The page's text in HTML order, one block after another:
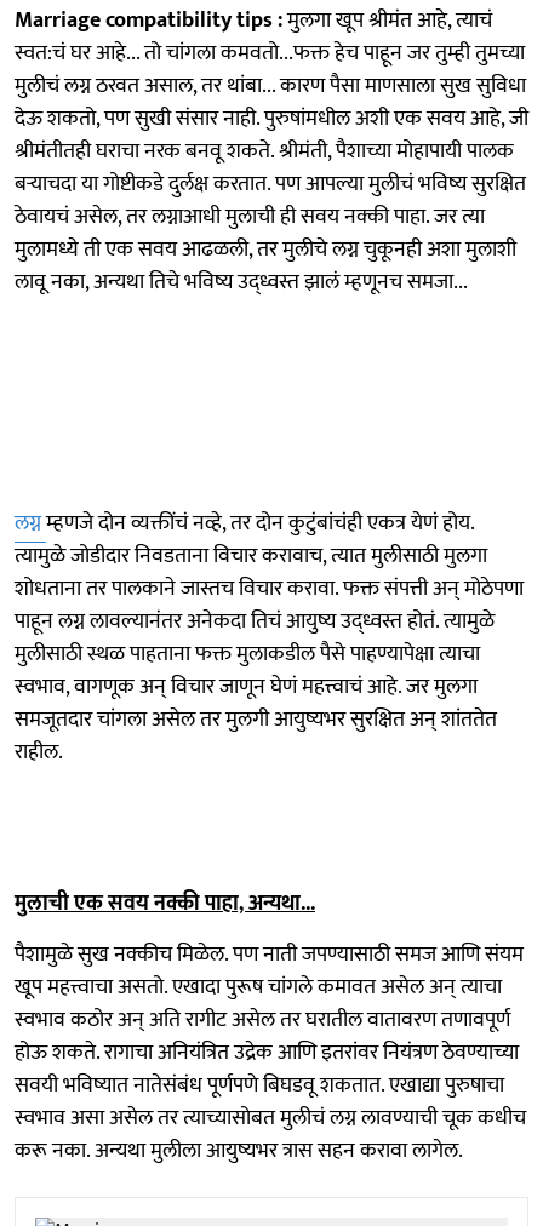
Marriage compatibility tips :मुलगा खूप श्रीमंत आहे, त्याचं
स्वत:चं घर आहे... तो चांगला कमवतो...फक्त हेच पाहून जर तुम्ही तुमच्या
मुलीचं लग्न ठरवत असाल, तर थांबा... कारण पैसा माणसाला सुख सुविधा
देऊ शकतो, पण सुखी संसार नाही. पुरुषांमधील अशी एक सवय आहे, जी
श्रीमंतीतही घराचा नरक बनवू शकते. श्रीमंती, पैशाच्या मोहापायी पालक
बऱ्याचदा या गोष्टीकडे दुर्लक्ष करतात. पण आपल्या मुलीचं भविष्य सुरक्षित
ठेवायचं असेल, तर लग्नाआधी मुलाची ही सवय नक्की पाहा. जर त्या
मुलामध्ये ती एक सवय आढळली, तर मुलीचे लग्न चुकूनही अशा मुलाशी
लावू नका, अन्यथा तिचे भविष्य उद्ध्वस्त झालं म्हणूनच समजा...
लग्नम्हणजे दोन व्यक्तींचं नव्हे, तर दोन कुटुंबांचंही एकत्र येणं होय.
त्यामुळे जोडीदार निवडताना विचार करावाच, त्यात मुलीसाठी मुलगा
शोधताना तर पालकाने जास्तच विचार करावा. फक्त संपत्ती अन् मोठेपणा
पाहून लग्न लावल्यानंतर अनेकदा तिचं आयुष्य उद्ध्वस्त होतं. त्यामुळे
मुलीसाठी स्थळ पाहताना फक्त मुलाकडील पैसे पाहण्यापेक्षा त्याचा
स्वभाव, वागणूक अन् विचार जाणून घेणं महत्त्वाचं आहे. जर मुलगा
समजूतदार चांगला असेल तर मुलगी आयुष्यभर सुरक्षित अन् शांततेत
राहील.
मुलाची एक सवय नक्की पाहा, अन्यथा...
पैशामुळे सुख नक्कीच मिळेल. पण नाती जपण्यासाठी समज आणि संयम
खूप महत्त्वाचा असतो. एखादा पुरूष चांगले कमावत असेल अन् त्याचा
स्वभाव कठोर अन् अति रागीट असेल तर घरातील वातावरण तणावपूर्ण
होऊ शकते. रागाचा अनियंत्रित उद्रेक आणि इतरांवर नियंत्रण ठेवण्याच्या
सवयी भविष्यात नातेसंबंध पूर्णपणे बिघडवू शकतात. एखाद्या पुरुषाचा
स्वभाव असा असेल तर त्याच्यासोबत मुलीचं लग्न लावण्याची चूक कधीच
करू नका. अन्यथा मुलीला आयुष्यभर त्रास सहन करावा लागेल.